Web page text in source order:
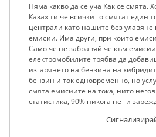
Няма какво да се уча Как се смята.
Казах ти че всички го смятат един
централи като нашите без улавяне
емисии. Има други, при които
Само че не забравяй че към
електромобилите трябва да
изгарянето на бензина на
бензин и ток едновременно, но
смята емисиите на тока, нито
статистика, 90% никога не ги